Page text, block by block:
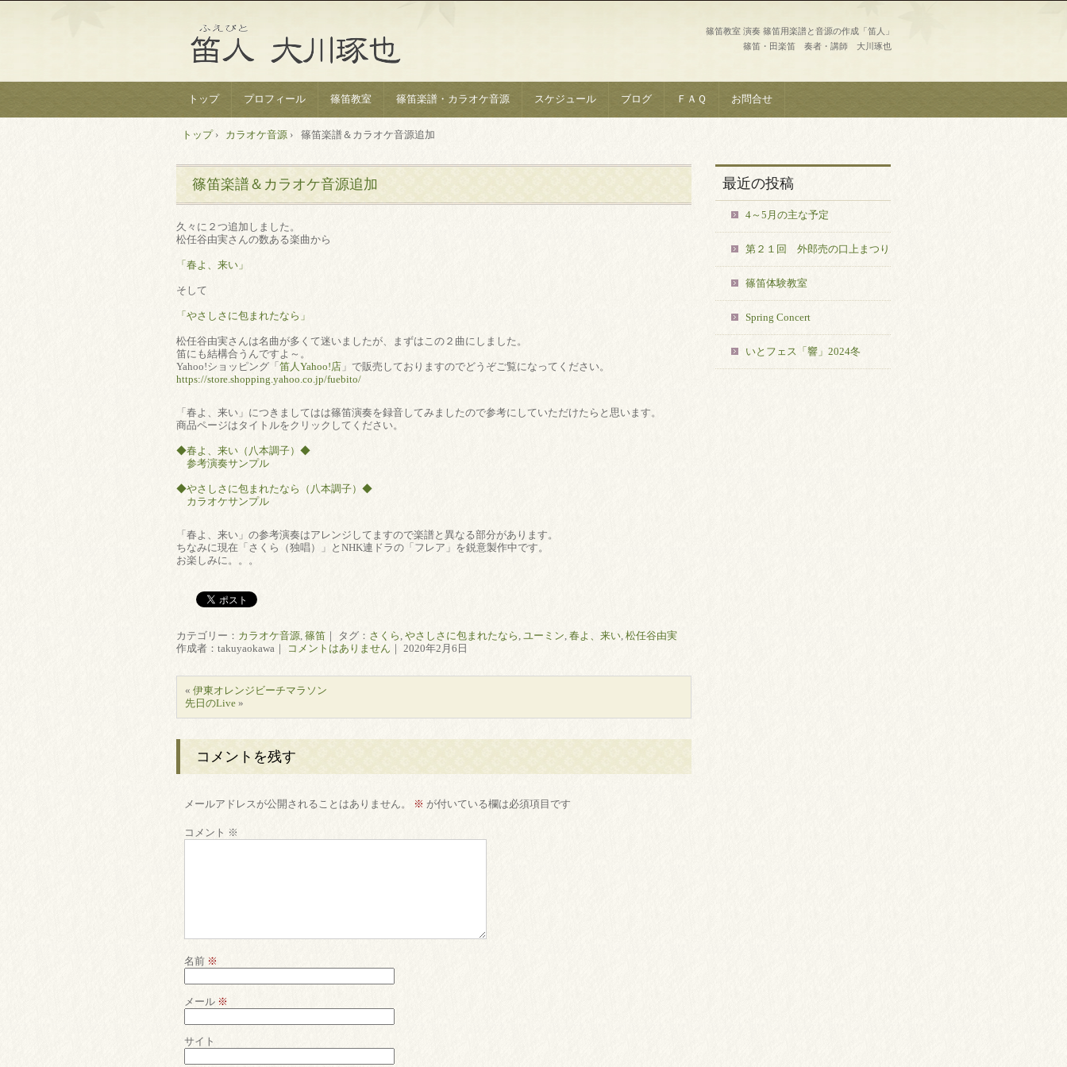
篠笛教室 演奏 篠笛用楽譜と音源の作成「笛人」
篠笛・田楽笛 奏者・講師 大川琢也
トップ プロフィール 篠笛教室 篠笛楽譜・カラオケ音源 スケジュール ブログ ＦＡＱ お問合せ
トップ› カラオケ音源 › 篠笛楽譜＆カラオケ音源追加
篠笛楽譜＆カラオケ音源追加
久々に２つ追加しました。
松任谷由実さんの数ある楽曲から
「春よ、来い」
そして
「やさしさに包まれたなら」
松任谷由実さんは名曲が多くて迷いましたが、まずはこの２曲にしました。
笛にも結構合うんですよ～。
Yahoo!ショッピング「 笛人Yahoo!店 」で販売しておりますのでどうぞご覧になってください。
https://store.shopping.yahoo.co.jp/fuebito/
「春よ、来い」につきましてはは篠笛演奏を録音してみましたので参考にしていただけたらと思います。
商品ページはタイトルをクリックしてください。
◆春よ、来い（八本調子）◆
参考演奏サンプル
◆やさしさに包まれたなら（八本調子）◆
カラオケサンプル
「春よ、来い」の参考演奏はアレンジしてますので楽譜と異なる部分があります。
ちなみに現在「さくら（独唱）」とNHK連ドラの「フレア」を鋭意製作中です。
お楽しみに。。。
カテゴリー： カラオケ音源, 篠笛 ｜ タグ： さくら , やさしさに包まれたなら, ユーミン, 春よ、来い, 松任谷由実
作成者：takuyaokawa｜
コメントはありません ｜ 2020年2月6日
« 伊東オレンジビーチマラソン
先日のLive »
コメントを残す
メールアドレスが公開されることはありません。 ※ が付いている欄は必須項目です
コメント ※
名前 ※
メール ※
サイト
最近の投稿
4～5月の主な予定
第２１回 外郎売の口上まつり
篠笛体験教室
Spring Concert
いとフェス「響」2024冬